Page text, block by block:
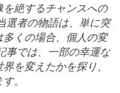
絶するチャンスへの
選者の物語は、単に突
くの場合、個人の変
事では、一部の幸運な
を変えたかを探り、
。